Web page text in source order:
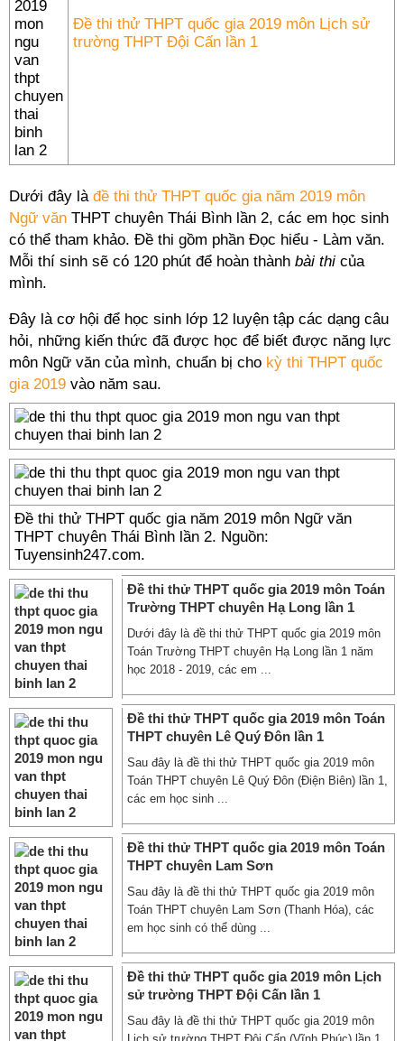
Đề thi thử THPT quốc gia 2019 môn Lịch sử
trường THPT Đội Cấn lần 1
Dưới đây là đề thi thử THPT quốc gia năm 2019 môn
Ngữ văn THPT chuyên Thái Bình lần 2, các em học sinh
có thể tham khảo. Đề thi gồm phần Đọc hiểu - Làm văn.
Mỗi thí sinh sẽ có 120 phút để hoàn thành bài thi của
mình.
Đây là cơ hội để học sinh lớp 12 luyện tập các dạng câu
hỏi, những kiến thức đã được học để biết được năng lực
môn Ngữ văn của mình, chuẩn bị cho kỳ thi THPT quốc
gia 2019 vào năm sau.
Đề thi thử THPT quốc gia năm 2019 môn Ngữ văn
THPT chuyên Thái Bình lần 2. Nguồn:
Tuyensinh247.com.
Đề thi thử THPT quốc gia 2019 môn Toán
Trường THPT chuyên Hạ Long lần 1
Dưới đây là đề thi thử THPT quốc gia 2019 môn
Toán Trường THPT chuyên Hạ Long lần 1 năm
học 2018 - 2019, các em ...
Đề thi thử THPT quốc gia 2019 môn Toán
THPT chuyên Lê Quý Đôn lần 1
Sau đây là đề thi thử THPT quốc gia 2019 môn
Toán THPT chuyên Lê Quý Đôn (Điện Biên) lần 1,
các em học sinh ...
Đề thi thử THPT quốc gia 2019 môn Toán
THPT chuyên Lam Sơn
Sau đây là đề thi thử THPT quốc gia 2019 môn
Toán THPT chuyên Lam Sơn (Thanh Hóa), các
em học sinh có thể dùng ...
Đề thi thử THPT quốc gia 2019 môn Lịch
sử trường THPT Đội Cấn lần 1
Sau đây là đề thi thử THPT quốc gia 2019 môn